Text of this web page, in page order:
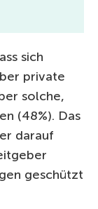
sich
private
solche,
(48%). Das
darauf
geschützt